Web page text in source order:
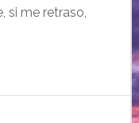
si me retraso,